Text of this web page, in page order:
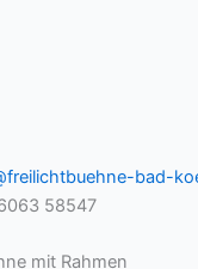
bad-
58547